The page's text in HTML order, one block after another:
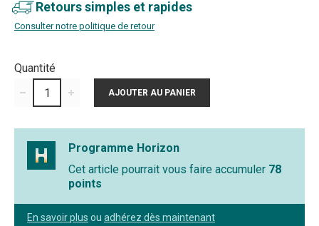
Retours simples et rapides
Consulter notre politique de retour
Quantité
Programme Horizon
Cet article pourrait vous faire accumuler 78
points
En savoir plus ou adhérez dès maintenant